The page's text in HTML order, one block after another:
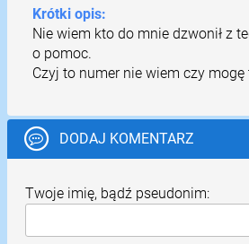
Krótki opis:
Nie wiem kto do mnie dzwonił z
o pomoc.
Czyj to numer nie wiem czy mogę
DODAJ KOMENTARZ
Twoje imię, bądź pseudonim: